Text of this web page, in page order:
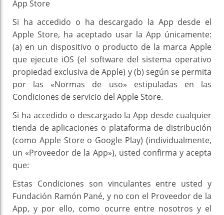
App Store
Si ha accedido o ha descargado la App desde el
Apple Store, ha aceptado usar la App únicamente:
(a) en un dispositivo o producto de la marca Apple
que ejecute iOS (el software del sistema operativo
propiedad exclusiva de Apple) y (b) según se permita
por las «Normas de uso» estipuladas en las
Condiciones de servicio del Apple Store.
Si ha accedido o descargado la App desde cualquier
tienda de aplicaciones o plataforma de distribución
(como Apple Store o Google Play) (individualmente,
un «Proveedor de la App»), usted confirma y acepta
que:
Estas Condiciones son vinculantes entre usted y
Fundación Ramón Pané, y no con el Proveedor de la
App, y por ello, como ocurre entre nosotros y el